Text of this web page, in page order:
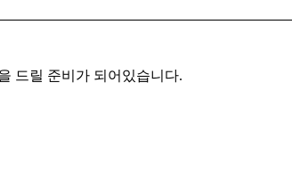
드릴 준비가 되어있습니다.